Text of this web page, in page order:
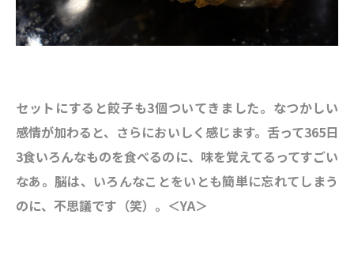
セットにすると餃子も3個ついてきました。なつかしい
感情が加わると、さらにおいしく感じます。舌って365日
3食いろんなものを食べるのに、味を覚えてるってすごい
なあ。脳は、いろんなことをいとも簡単に忘れてしまう
のに、不思議です（笑）。＜YA＞